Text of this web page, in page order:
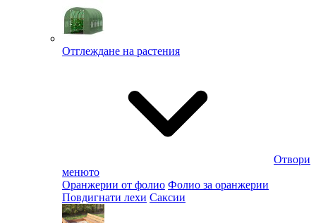
Отглеждане на растения
Отвори
менюто
Оранжерии от фолио Фолио за оранжерии
Повдигнати лехи Саксии